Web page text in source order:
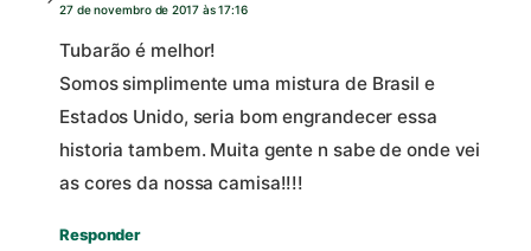
27 de novembro de 2017 às 17:16
Tubarão é melhor!
Somos simplimente uma mistura de Brasil e
Estados Unido, seria bom engrandecer essa
historia tambem. Muita gente n sabe de onde vei
as cores da nossa camisa!!!!
Responder